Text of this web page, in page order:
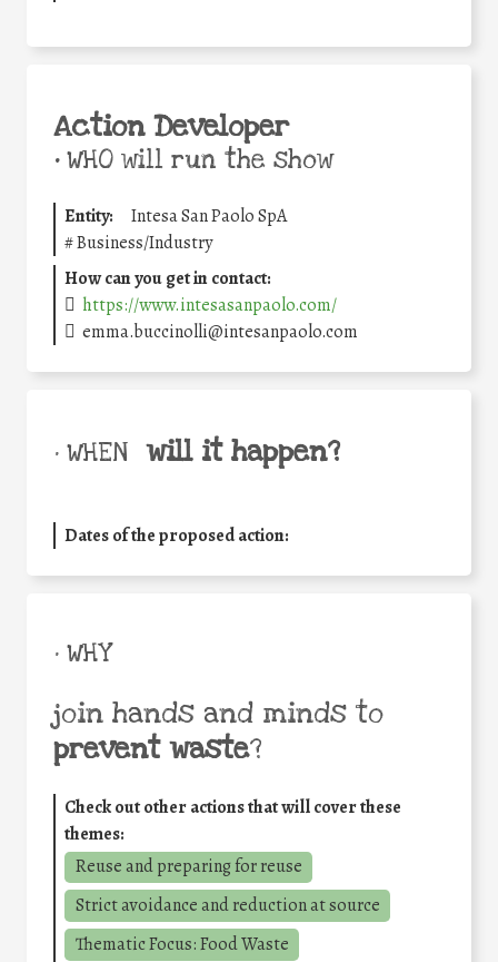
Action Developer
•WHO will run the show
Entity:
Intesa San Paolo SpA
#Business/Industry
How can you get in contact:
https://www.intesasanpaolo.com/
emma.buccinolli@intesanpaolo.com
• WHEN will it happen?
Dates of the proposed action:
• WHY
join hands and minds to
prevent waste?
Check out other actions that will cover these
themes:
Reuse and preparing for reuse
Strict avoidance and reduction at source
Thematic Focus: Food Waste